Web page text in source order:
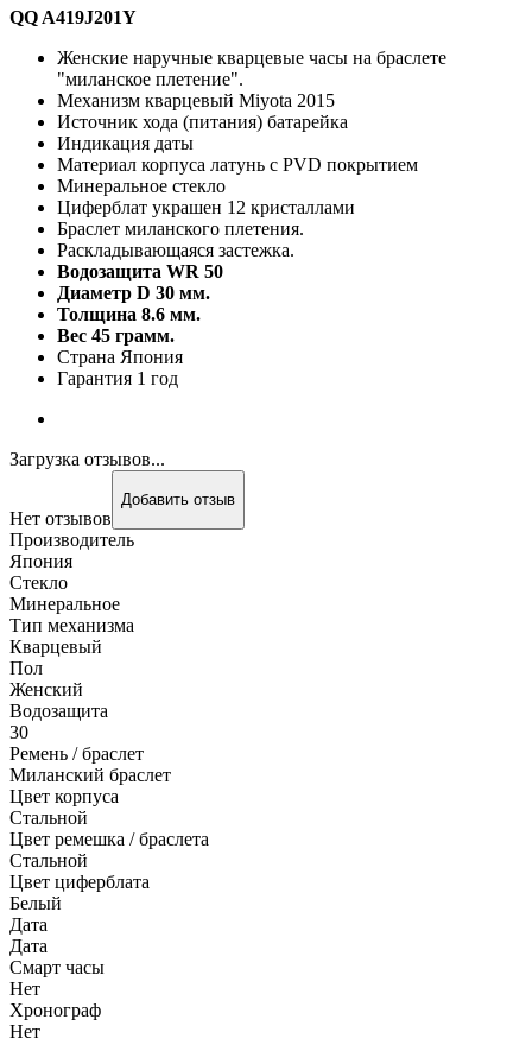
QQ A419J201Y
Женские наручные кварцевые часы на браслете
"миланское плетение".
Механизм кварцевый Miyota 2015
Источник хода (питания) батарейка
Индикация даты
Материал корпуса латунь с PVD покрытием
Минеральное стекло
Циферблат украшен 12 кристаллами
Браслет миланского плетения.
Раскладывающаяся застежка.
Водозащита WR 50
Диаметр D 30 мм.
Толщина 8.6 мм.
Вес 45 грамм.
Страна Япония
Гарантия 1 год
Загрузка отзывов...
Нет отзывов
Добавить отзыв
Производитель
Япония
Стекло
Минеральное
Тип механизма
Кварцевый
Пол
Женский
Водозащита
30
Ремень / браслет
Миланский браслет
Цвет корпуса
Стальной
Цвет ремешка / браслета
Стальной
Цвет циферблата
Белый
Дата
Дата
Смарт часы
Нет
Хронограф
Нет